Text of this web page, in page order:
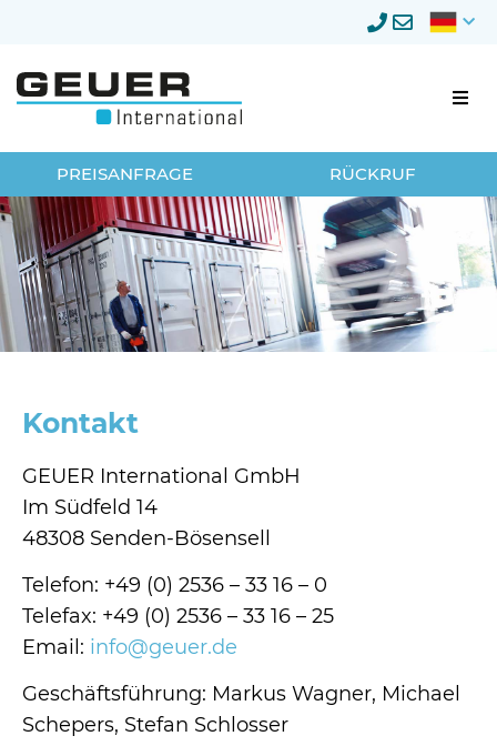
Firmenumzug
Umzugsmanagement
Lagerung
Privatumzug
Über Geuer
Referenzen
PREISANFRAGE RÜCKRUF
Kontakt
GEUER International GmbH
Im Südfeld 14
48308 Senden-Bösensell
Telefon: +49 (0) 2536 – 33 16 – 0
Telefax: +49 (0) 2536 – 33 16 – 25
Email: info@geuer.de
Geschäftsführung: Markus Wagner, Michael
Schepers, Stefan Schlosser